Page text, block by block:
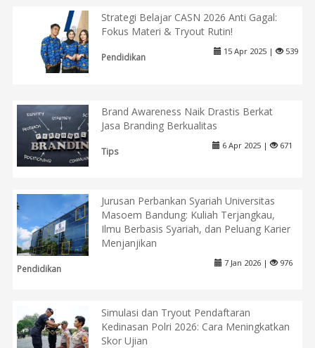
Strategi Belajar CASN 2026 Anti Gagal:
Fokus Materi & Tryout Rutin!
Pendidikan
15 Apr 2025 | 539
Brand Awareness Naik Drastis Berkat
Jasa Branding Berkualitas
Tips
6 Apr 2025 | 671
Jurusan Perbankan Syariah Universitas
Masoem Bandung: Kuliah Terjangkau,
Ilmu Berbasis Syariah, dan Peluang Karier
Menjanjikan
Pendidikan
7 Jan 2026 | 976
Simulasi dan Tryout Pendaftaran
Kedinasan Polri 2026: Cara Meningkatkan
Skor Ujian